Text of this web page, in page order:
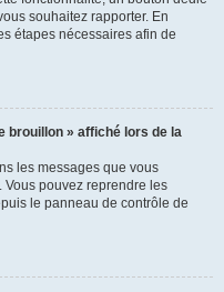
souhaitez rapporter. En
étapes nécessaires afin de
brouillon » affiché lors de la
les messages que vous
pouvez reprendre les
le panneau de contrôle de